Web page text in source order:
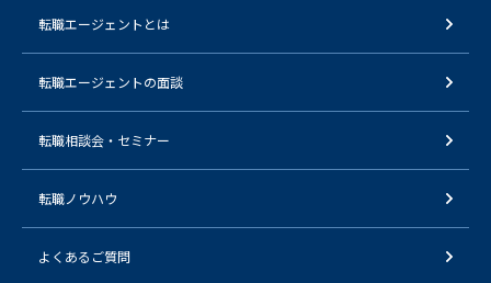
転職エージェントとは
転職エージェントの面談
転職相談会・セミナー
転職ノウハウ
よくあるご質問